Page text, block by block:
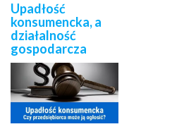
Upadłość
konsumencka, a
działalność
gospodarcza